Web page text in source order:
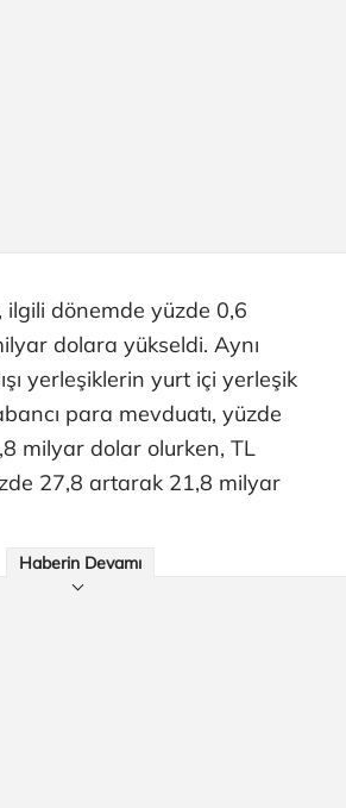
ilgili dönemde yüzde 0,6
dolara yükseldi. Aynı
yerleşiklerin yurt içi yerleşik
para mevduatı, yüzde
milyar dolar olurken, TL
27,8 artarak 21,8 milyar
Haberin Devamı